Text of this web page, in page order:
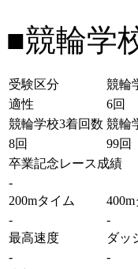
■競輪学
受験区分 競輪
適性
6回
競輪学校3着回数 競輪
8回
99回
卒業記念レース成績
-
200mタイム
-
-
最高速度
ダッ
-
-